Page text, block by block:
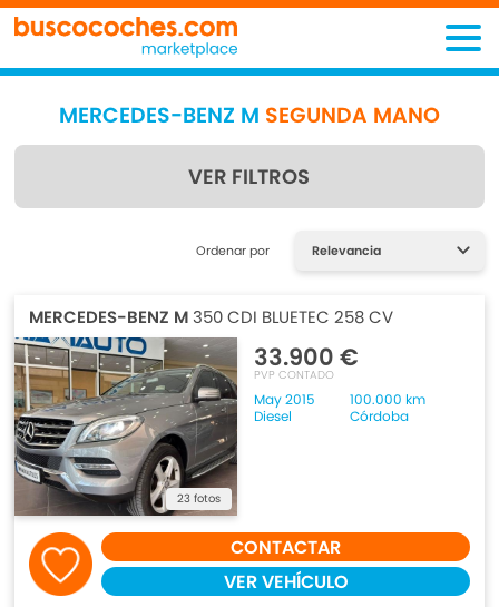
MERCEDES-BENZ M SEGUNDA MANO
VER FILTROS
Encuentra lo que estás
Ordenar por
MERCEDES-BENZ M 350 CDI BLUETEC 258 CV
23 fotos
33.900 €
PVP CONTADO
May 2015
100.000 km
Diesel
Córdoba
CONTACTAR
VER VEHÍCULO